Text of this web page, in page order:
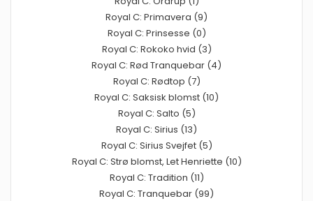
Royal C: Primavera (9)
Royal C: Prinsesse (0)
Royal C: Rokoko hvid (3)
Royal C: Rød Tranquebar (4)
Royal C: Rødtop (7)
Royal C: Saksisk blomst (10)
Royal C: Salto (5)
Royal C: Sirius (13)
Royal C: Sirius Svejfet (5)
Royal C: Strø blomst, Let Henriette (10)
Royal C: Tradition (11)
Royal C: Tranquebar (99)